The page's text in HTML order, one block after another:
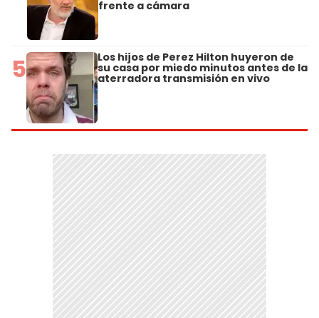
frente a cámara
5 Los hijos de Perez Hilton huyeron de
su casa por miedo minutos antes de la
aterradora transmisión en vivo